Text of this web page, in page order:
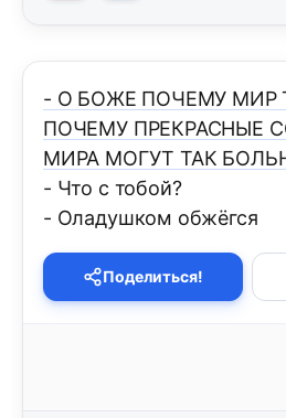
- О БОЖЕ ПОЧЕМУ МИР
ПОЧЕМУ ПРЕКРАСНЫЕ
МИРА МОГУТ ТАК
- Что с тобой?
- Оладушком обжёгся
Поделиться!